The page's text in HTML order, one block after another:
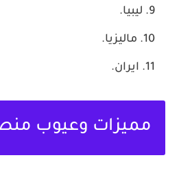
ليبيا.
ماليزيا.
ايران.
مميزات وعيوب